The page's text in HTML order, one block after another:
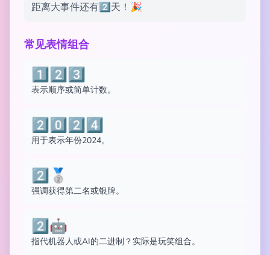
距离大事件还有2️⃣天！🎉
常见表情组合
1️⃣2️⃣3️⃣
表示顺序或简单计数。
2️⃣0️⃣2️⃣4️⃣
用于表示年份2024。
2️⃣🥈
强调获得第二名或银牌。
2️⃣🤖
指代机器人或AI的二进制？实际是玩笑组合。